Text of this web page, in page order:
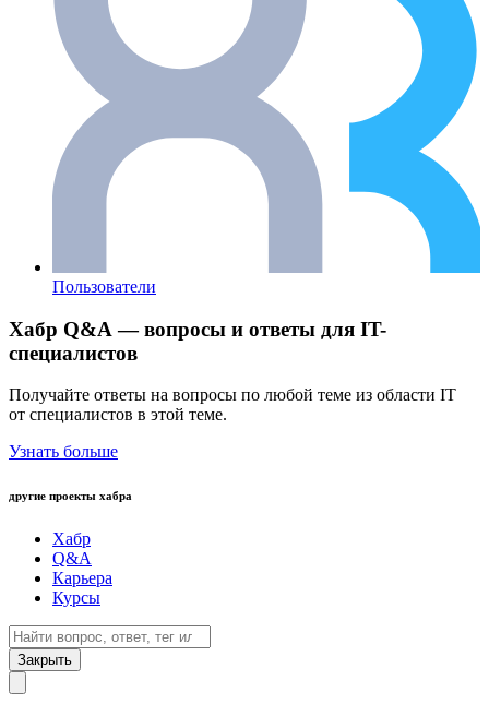
Пользователи
Хабр Q&A — вопросы и ответы для IT-
специалистов
Получайте ответы на вопросы по любой теме из области IT
от специалистов в этой теме.
Узнать больше
другие проекты хабра
Хабр
Q&A
Карьера
Курсы
Закрыть